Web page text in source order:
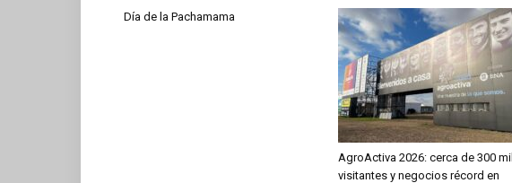
Día de la Pachamama
AgroActiva 2026: cerca de 300 mil
visitantes y negocios récord en